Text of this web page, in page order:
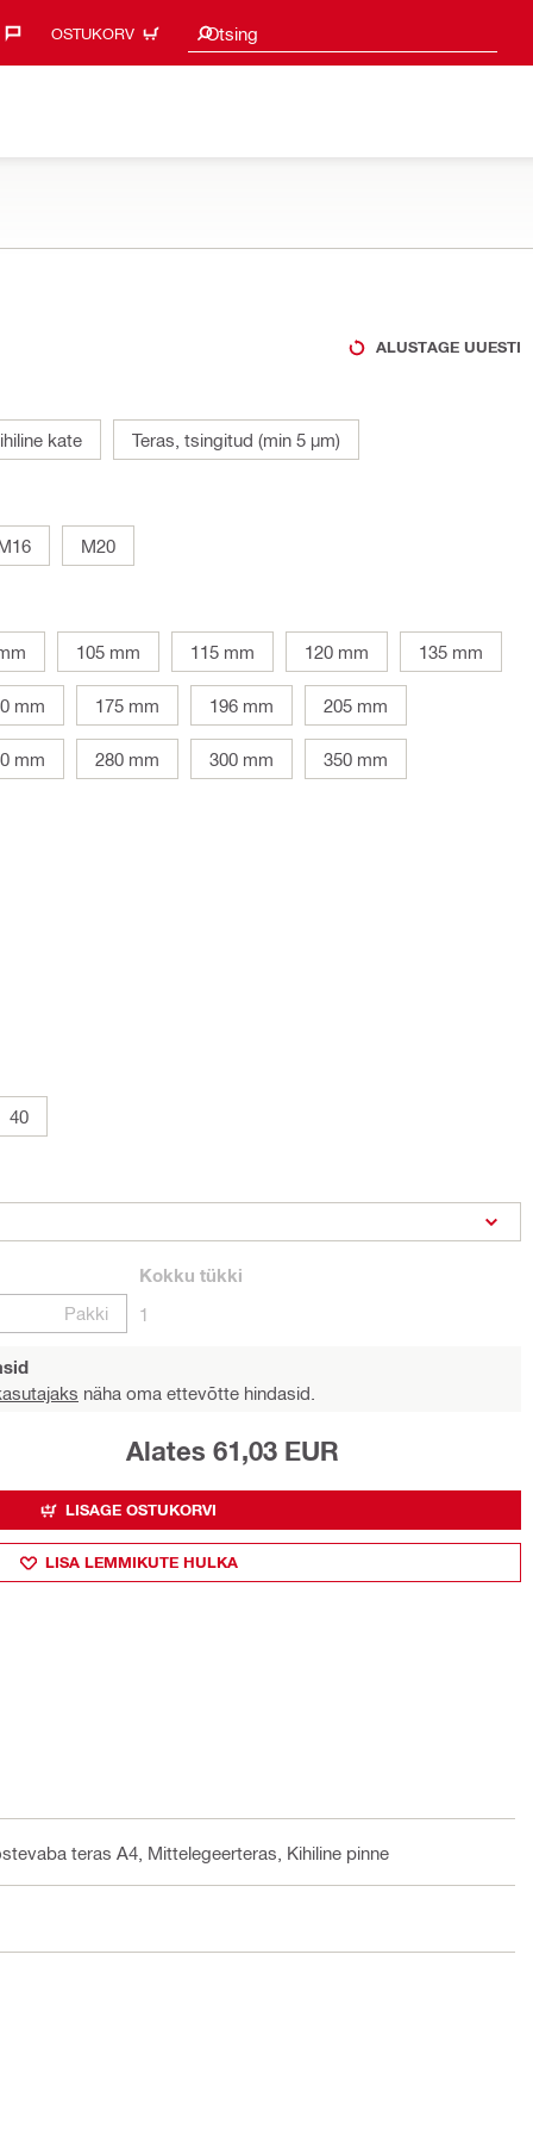
OSTUKORV Otsing
Otsingu soovitused
ALUSTAGE UUESTI
kate Teras, tsingitud (min 5 µm)
M20
105 mm 115 mm 120 mm 135 mm
mm 175 mm 196 mm 205 mm
mm 280 mm 300 mm 350 mm
40
Pakki
Kokku tükki
1
näha oma ettevõtte hindasid.
Alates 61,03 EUR
LISAGE OSTUKORVI
LISA LEMMIKUTE HULKA
teras A4, Mittelegeerteras, Kihiline pinne